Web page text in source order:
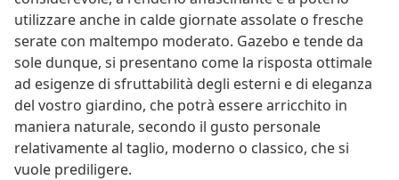
utilizzare anche in calde giornate assolate o fresche
serate con maltempo moderato. Gazebo e tende da
sole dunque, si presentano come la risposta ottimale
ad esigenze di sfruttabilità degli esterni e di eleganza
del vostro giardino, che potrà essere arricchito in
maniera naturale, secondo il gusto personale
relativamente al taglio, moderno o classico, che si
vuole prediligere.